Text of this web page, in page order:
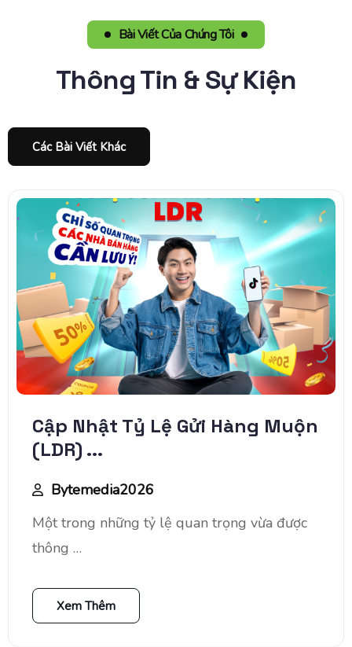
Bài Viết Của Chúng Tôi
Thông Tin & Sự Kiện
Các Bài Viết Khác
Cập Nhật Tỷ Lệ Gửi Hàng Muộn
(LDR) ...
Bytemedia2026
Một trong những tỷ lệ quan trọng vừa được
thông …
Xem Thêm